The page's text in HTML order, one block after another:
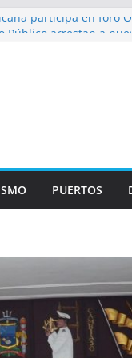
participa en foro
en
multidisciplinario
PUERTOS